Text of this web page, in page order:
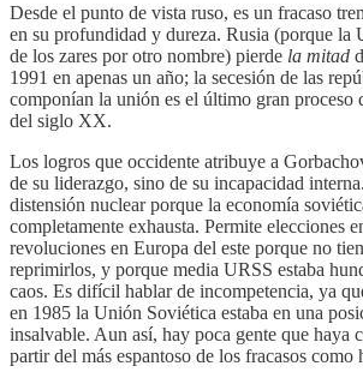
Desde el punto de vista ruso, es un fracaso
en su profundidad y dureza. Rusia (porque la
de los zares por otro nombre) pierde la mitad
1991 en apenas un año; la secesión de las
componían la unión es el último gran proceso
del siglo XX.
Los logros que occidente atribuye a
de su liderazgo, sino de su incapacidad
distensión nuclear porque la economía
completamente exhausta. Permite elecciones
revoluciones en Europa del este porque no
reprimirlos, y porque media URSS estaba
caos. Es difícil hablar de incompetencia, ya
en 1985 la Unión Soviética estaba en una
insalvable. Aun así, hay poca gente que haya
partir del más espantoso de los fracasos como